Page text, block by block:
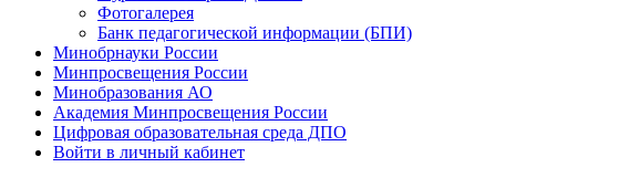
Фотогалерея
Банк педагогической информации (БПИ)
Минобрнауки России
Минпросвещения России
Минобразования АО
Академия Минпросвещения России
Цифровая образовательная среда ДПО
Войти в личный кабинет